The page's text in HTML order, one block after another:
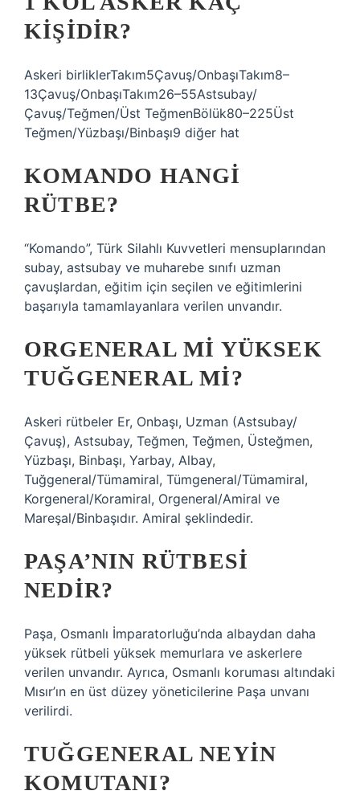
KIŞIDIR?
Askeri birliklerTakım5Çavuş/OnbaşıTakım8–
13Çavuş/OnbaşıTakım26–55Astsubay/
Çavuş/Teğmen/Üst TeğmenBölük80–225Üst
Teğmen/Yüzbaşı/Binbaşı9 diğer hat
KOMANDO HANGI
RÜTBE?
“Komando”, Türk Silahlı Kuvvetleri mensuplarından
subay, astsubay ve muharebe sınıfı uzman
çavuşlardan, eğitim için seçilen ve eğitimlerini
başarıyla tamamlayanlara verilen unvandır.
ORGENERAL MI YÜKSEK
TUĞGENERAL MI?
Askeri rütbeler Er, Onbaşı, Uzman (Astsubay/
Çavuş), Astsubay, Teğmen, Teğmen, Üsteğmen,
Yüzbaşı, Binbaşı, Yarbay, Albay,
Tuğgeneral/Tümamiral, Tümgeneral/Tümamiral,
Korgeneral/Koramiral, Orgeneral/Amiral ve
Mareşal/Binbaşıdır. Amiral şeklindedir.
PAŞA’NIN RÜTBESI
NEDIR?
Paşa, Osmanlı İmparatorluğu’nda albaydan daha
yüksek rütbeli yüksek memurlara ve askerlere
verilen unvandır. Ayrıca, Osmanlı koruması altındaki
Mısır’ın en üst düzey yöneticilerine Paşa unvanı
verilirdi.
TUĞGENERAL NEYIN
KOMUTANI?